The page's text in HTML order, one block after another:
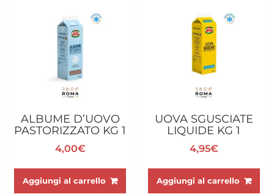
ALBUME D’UOVO
PASTORIZZATO KG 1
4,00€
Aggiungi al carrello
UOVA SGUSCIATE
LIQUIDE KG 1
4,95€
Aggiungi al carrello